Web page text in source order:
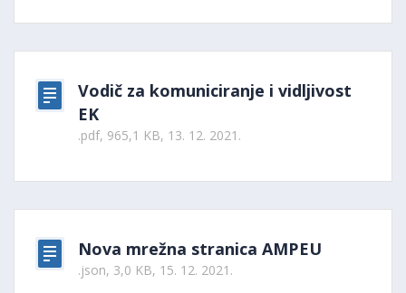
Vodič za komuniciranje i vidljivost
EK
.pdf, 965,1 KB, 13. 12. 2021.
Nova mrežna stranica AMPEU
.json, 3,0 KB, 15. 12. 2021.